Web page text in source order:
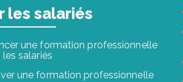
les salariés
une formation professionnelle
salariés
une formation professionnelle